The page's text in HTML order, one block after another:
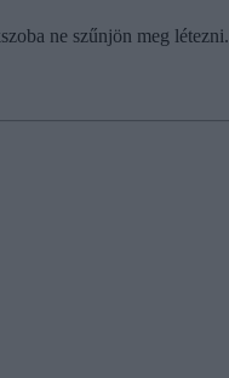
ne szűnjön meg létezni.